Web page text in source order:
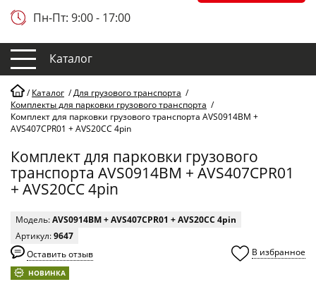
Пн-Пт: 9:00 - 17:00
Каталог
/Каталог /Для грузового транспорта /
Комплекты для парковки грузового транспорта /
Комплект для парковки грузового транспорта AVS0914BM +
AVS407CPR01 + AVS20CC 4pin
Комплект для парковки грузового
транспорта AVS0914BM + AVS407CPR01
+ AVS20CC 4pin
Модель:AVS0914BM + AVS407CPR01 + AVS20CC 4pin
Артикул:9647
Оставить отзыв
0 В избранное
НОВИНКА